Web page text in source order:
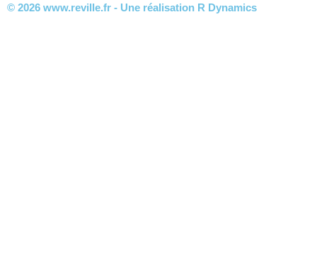
© 2026 www.reville.fr - Une réalisation R Dynamics